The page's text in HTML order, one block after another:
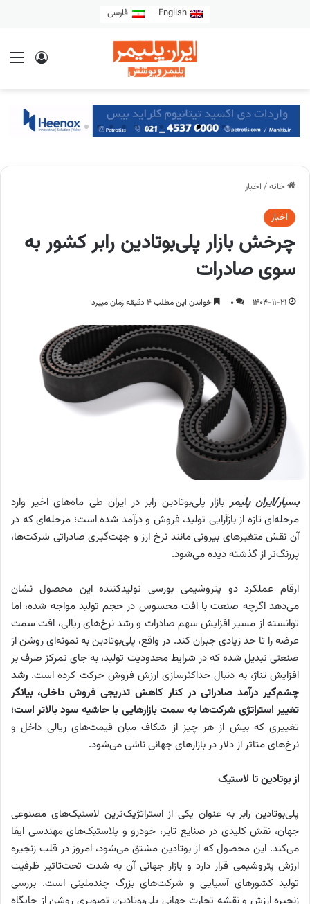
English فارسی
خانه/ اخبار
اخبار
چرخش بازار پلی‌بوتادین رابر کشور به
سوی صادرات
1404-11-21
0 خواندن این مطلب 4 دقیقه زمان میبرد
بسپار/ایران پلیمر بازار پلی‌بوتادین رابر در ایران طی ماه‌های اخیر وارد
مرحله‌ای تازه از بازآرایی تولید، فروش و درآمد شده است؛ مرحله‌ای که در
آن نقش متغیرهای بیرونی مانند نرخ ارز و جهت‌گیری صادراتی شرکت‌ها،
پررنگ‌تر از گذشته دیده می‌شود.
ارقام عملکرد دو پتروشیمی بورسی تولیدکننده این محصول نشان
می‌دهد اگرچه صنعت با افت محسوس در حجم تولید مواجه شده، اما
توانسته از مسیر افزایش سهم صادرات و رشد نرخ‌های ریالی، افت سمت
عرضه را تا حد زیادی جبران کند. در واقع، پلی‌بوتادین به نمونه‌ای روشن از
صنعتی تبدیل شده که در شرایط محدودیت تولید، به جای تمرکز صرف بر
افزایش تناژ، به دنبال حداکثرسازی ارزش فروش حرکت کرده است. رشد
چشم‌گیر درآمد صادراتی در کنار کاهش تدریجی فروش داخلی، بیانگر
تغییر استراتژی شرکت‌ها به سمت بازارهایی با حاشیه سود بالاتر است؛
تغییری که بیش از هر چیز از شکاف میان قیمت‌های ریالی داخل و
نرخ‌های متاثر از دلار در بازارهای جهانی ناشی می‌شود.
از بوتادین تا لاستیک
پلی‌بوتادین رابر به عنوان یکی از استراتژیک‌ترین لاستیک‌های مصنوعی
جهان، نقش کلیدی در صنایع تایر، خودرو و پلاستیک‌های مهندسی ایفا
می‌کند. این محصول که از بوتادین مشتق می‌شود، امروز در قلب زنجیره
ارزش پتروشیمی قرار دارد و بازار جهانی آن به شدت تحت‌تاثیر ظرفیت
تولید کشورهای آسیایی و شرکت‌های بزرگ چندملیتی است. بررسی
زنجیره ارزش و نقشه تجارت جهانی پلی‌بوتادین، تصویری روشن از جایگاه